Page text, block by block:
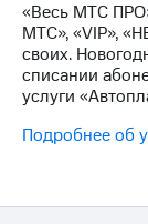
на
eSIM
Для дома
ТВ
Мой
МТС
МТС
на
«Весь МТС
МТС», «VIP»,
своих.
списании
услуги
Подробнее об